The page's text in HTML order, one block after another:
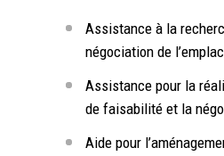
Assistance à la
négociation de
Assistance pour la
de faisabilité et la
Aide pour